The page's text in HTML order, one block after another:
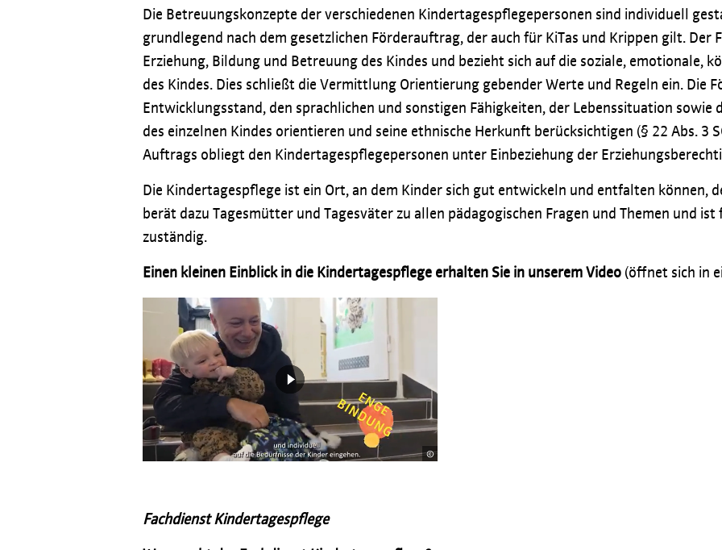
Die Betreuungskonzepte der verschiedenen Kindertagespflegepersonen sind individuell
grundlegend nach dem gesetzlichen Förderauftrag, der auch für KiTas und Krippen gilt. Der
Erziehung, Bildung und Betreuung des Kindes und bezieht sich auf die soziale, emotionale,
des Kindes. Dies schließt die Vermittlung Orientierung gebender Werte und Regeln ein. Die
Entwicklungsstand, den sprachlichen und sonstigen Fähigkeiten, der Lebenssituation sowie
des einzelnen Kindes orientieren und seine ethnische Herkunft berücksichtigen (§ 22 Abs. 3
Auftrags obliegt den Kindertagespflegepersonen unter Einbeziehung der
Die Kindertagespflege ist ein Ort, an dem Kinder sich gut entwickeln und entfalten können,
berät dazu Tagesmütter und Tagesväter zu allen pädagogischen Fragen und Themen und
zuständig.
Einen kleinen Einblick in die Kindertagespflege erhalten Sie in unserem Video (öffnet sich in
Fachdienst Kindertagespflege